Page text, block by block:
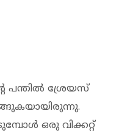
പന്തിൽ ശ്രേയസ്
ഒരു വിക്കറ്റ്